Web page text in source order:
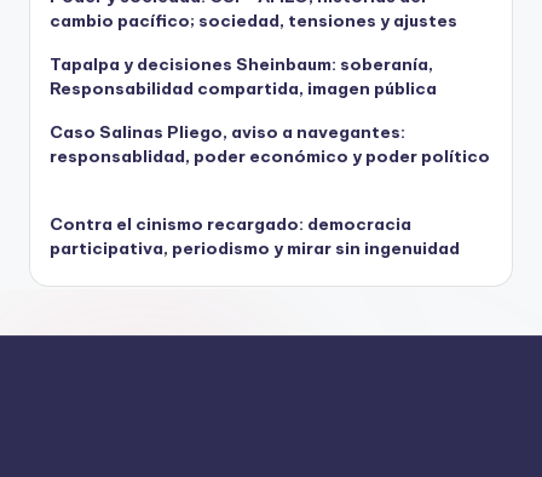
cambio pacífico; sociedad, tensiones y ajustes
Tapalpa y decisiones Sheinbaum: soberanía,
Responsabilidad compartida, imagen pública
Caso Salinas Pliego, aviso a navegantes:
responsablidad, poder económico y poder político
Contra el cinismo recargado: democracia
participativa, periodismo y mirar sin ingenuidad